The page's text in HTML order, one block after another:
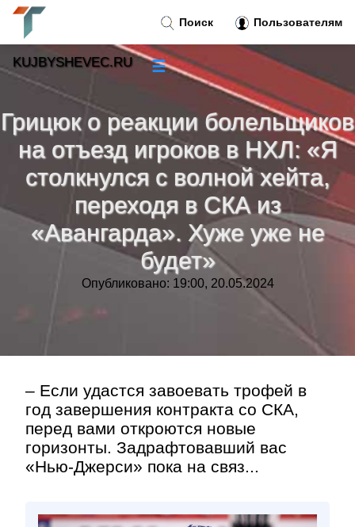
Грицюк о реакции болельщиков
на отъезд игроков в НХЛ: «Я
столкнулся с волной хейта,
переходя в СКА из
«Авангарда». Хуже уже не
будет»
Опубликовано: 19:00, 20.05.2024
– Если удастся завоевать трофей в
год завершения контракта со СКА,
перед вами откроются новые
горизонты. Задрафтовавший вас
«Нью-Джерси» пока на связ...
Поиск Пользователям
KUJBYSHEVEC.RU ☰
Тренды новостей»
Рубрики»
Правила
»